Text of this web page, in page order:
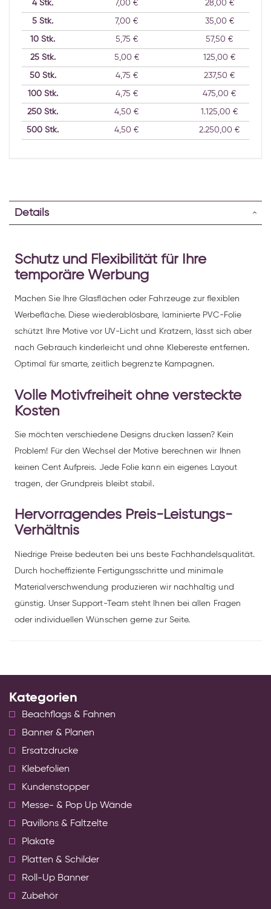
4Stk. 7,00 € 28,00 €
5 Stk. 7,00 € 35,00 €
10 Stk. 5,75 € 57,50 €
25Stk. 5,00 € 125,00 €
50Stk. 4,75 € 237,50 €
100Stk. 4,75 € 475,00 €
250 Stk. 4,50 € 1.125,00 €
500 Stk. 4,50 € 2.250,00 €
Details
Schutz und Flexibilität für Ihre
temporäre Werbung
Machen Sie Ihre Glasflächen oder Fahrzeuge zur flexiblen
Werbefläche. Diese wiederablösbare, laminierte PVC-Folie
schützt Ihre Motive vor UV-Licht und Kratzern, lässt sich aber
nach Gebrauch kinderleicht und ohne Klebereste entfernen.
Optimal für smarte, zeitlich begrenzte Kampagnen.
Volle Motivfreiheit ohne versteckte
Kosten
Sie möchten verschiedene Designs drucken lassen? Kein
Problem! Für den Wechsel der Motive berechnen wir Ihnen
keinen Cent Aufpreis. Jede Folie kann ein eigenes Layout
tragen, der Grundpreis bleibt stabil.
Hervorragendes Preis-Leistungs-
Verhältnis
Niedrige Preise bedeuten bei uns beste Fachhandelsqualität.
Durch hocheffiziente Fertigungsschritte und minimale
Materialverschwendung produzieren wir nachhaltig und
günstig. Unser Support-Team steht Ihnen bei allen Fragen
oder individuellen Wünschen gerne zur Seite.
Kategorien
Beachflags & Fahnen
Banner & Planen
Ersatzdrucke
Klebefolien
Kundenstopper
Messe- & Pop Up Wände
Pavillons & Faltzelte
Plakate
Platten & Schilder
Roll-Up Banner
Zubehör